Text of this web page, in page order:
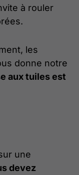
à rouler
les
donne notre
aux tuiles est
une
devez